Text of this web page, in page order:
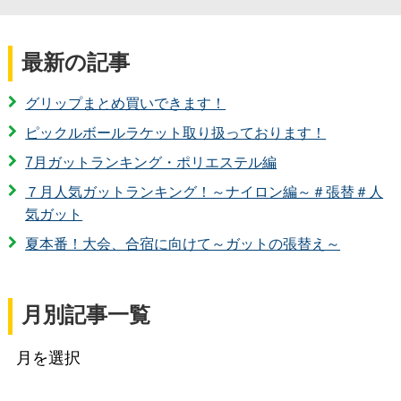
最新の記事
グリップまとめ買いできます！
ピックルボールラケット取り扱っております！
7月ガットランキング・ポリエステル編
７月人気ガットランキング！～ナイロン編～＃張替＃人
気ガット
夏本番！大会、合宿に向けて～ガットの張替え～
月別記事一覧